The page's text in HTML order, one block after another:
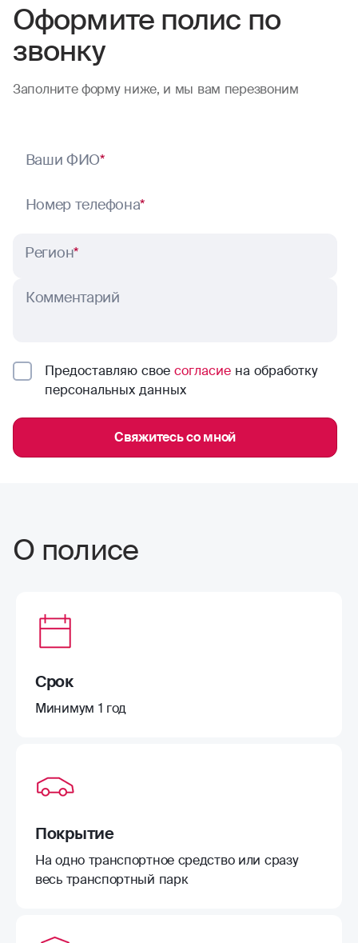
Оформите полис по
звонку
Заполните форму ниже, и мы вам перезвоним
Ваши ФИО*
Номер телефона*
Регион*
Комментарий
Предоставляю свое согласие на обработку
персональных данных
Свяжитесь со мной
О полисе
Срок
Минимум 1 год
Покрытие
На одно транспортное средство или сразу
весь транспортный парк